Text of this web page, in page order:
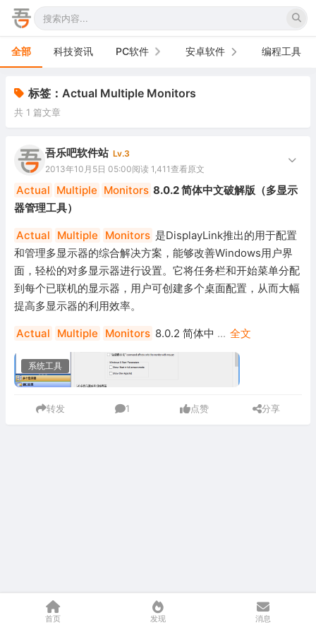
首页 发现 消息
全部 科技资讯 PC软件
办公软件
网络软件
图形图像
游戏娱乐
安全防御
系统下载
系统工具
安卓软件
手机软件
电视软件
车机软件
编程工具
标签：Actual Multiple Monitors
共 1 篇文章
吾乐吧软件站 Lv.3
2013年10月5日 05:00阅读 1,411查看原文
Actual Multiple Monitors 8.0.2 简体中文破解版（多显示
器管理工具）
Actual Multiple Monitors 是DisplayLink推出的用于配置
和管理多显示器的综合解决方案，能够改善Windows用户界
面，轻松的对多显示器进行设置。它将任务栏和开始菜单分配
到每个已联机的显示器，用户可创建多个桌面配置，从而大幅
提高多显示器的利用效率。
Actual Multiple Monitors 8.0.2 简体中 ... 全文
系统工具
转发 1 点赞 分享